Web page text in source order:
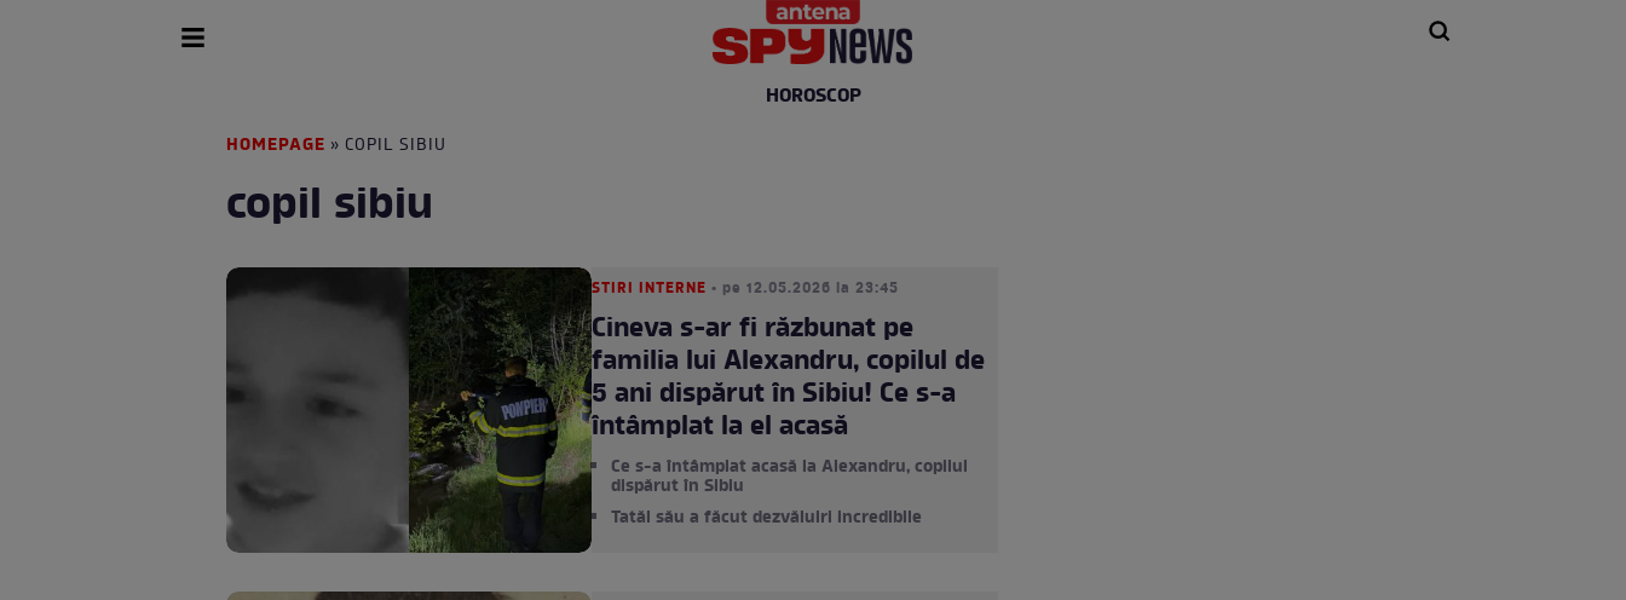
HOROSCOP
HOMEPAGE » COPIL SIBIU
copil sibiu
STIRI INTERNE • pe 12.05.2026 la 23:45
Cineva s-ar fi răzbunat pe
familia lui Alexandru, copilul de
5 ani dispărut în Sibiu! Ce s-a
întâmplat la el acasă
Ce s-a întâmplat acasă la Alexandru, copilul
dispărut în Sibiu
Tatăl său a făcut dezvăluiri incredibile